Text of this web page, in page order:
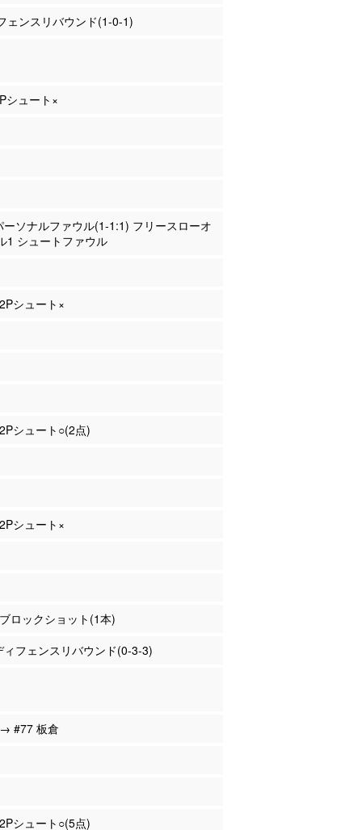
ェンスリバウンド(1-0-1)
シュート×
ーソナルファウル(1-1:1) フリースローオ
1 シュートファウル
シュート×
シュート○(2点)
シュート×
ロックショット(1本)
ィフェンスリバウンド(0-3-3)
#77 板倉
シュート○(5点)